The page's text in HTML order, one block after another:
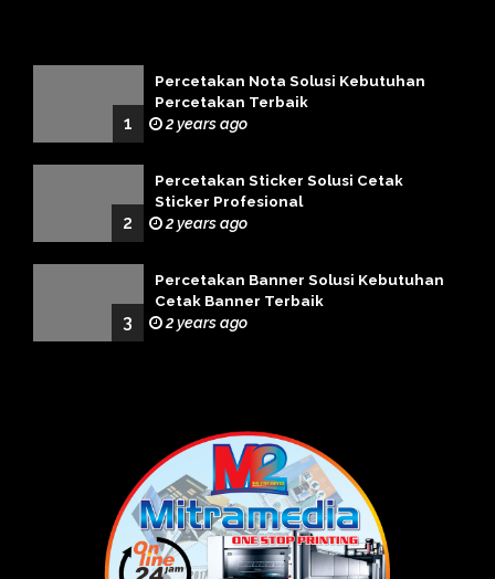
1
Percetakan Nota Solusi Kebutuhan
Percetakan Terbaik
2 years ago
2
Percetakan Sticker Solusi Cetak
Sticker Profesional
2 years ago
3
Percetakan Banner Solusi Kebutuhan
Cetak Banner Terbaik
2 years ago